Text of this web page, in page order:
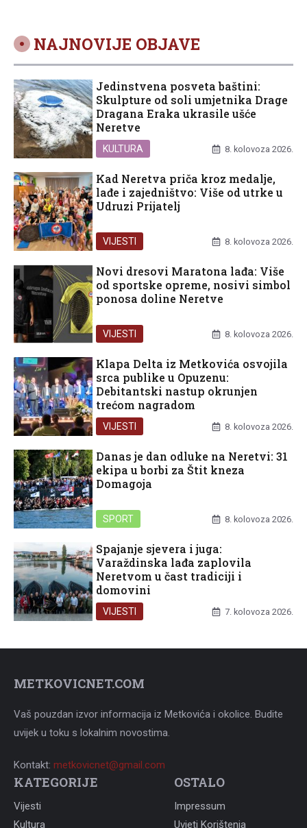
NAJNOVIJE OBJAVE
Jedinstvena posveta baštini:
Skulpture od soli umjetnika Drage
Dragana Eraka ukrasile ušće
Neretve
KULTURA 8. kolovoza 2026.
Kad Neretva priča kroz medalje,
lađe i zajedništvo: Više od utrke u
Udruzi Prijatelj
VIJESTI 8. kolovoza 2026.
Novi dresovi Maratona lađa: Više
od sportske opreme, nosivi simbol
ponosa doline Neretve
VIJESTI 8. kolovoza 2026.
Klapa Delta iz Metkovića osvojila
srca publike u Opuzenu:
Debitantski nastup okrunjen
trećom nagradom
VIJESTI 8. kolovoza 2026.
Danas je dan odluke na Neretvi: 31
ekipa u borbi za Štit kneza
Domagoja
SPORT 8. kolovoza 2026.
Spajanje sjevera i juga:
Varaždinska lađa zaplovila
Neretvom u čast tradiciji i
domovini
VIJESTI 7. kolovoza 2026.
METKOVICNET.COM
Vaš pouzdan izvor informacija iz Metkovića i okolice. Budite
uvijek u toku s lokalnim novostima.
Kontakt: metkovicnet@gmail.com
KATEGORIJE
Vijesti
Kultura
OSTALO
Impressum
Uvjeti Korištenja